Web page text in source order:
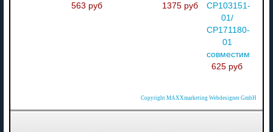
563 руб
1375 руб
CP103151-
01/
CP171180-
01
совместимый
625 руб
Copyright MAXXmarketing Webdesigner GmbH